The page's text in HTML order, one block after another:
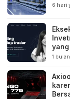
6 hari
1